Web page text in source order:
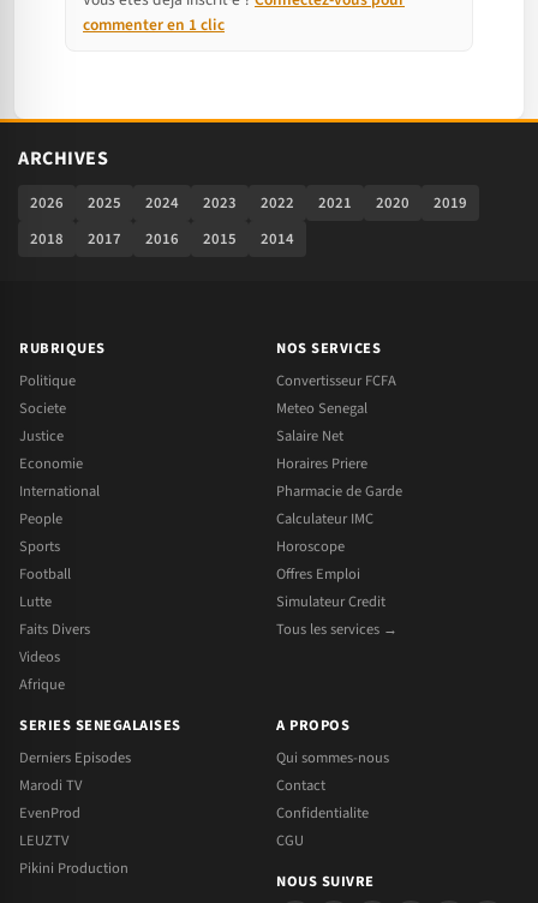
commenter en 1 clic
ARCHIVES
2026 2025 2024 2023 2022 2021 2020
2019
2018
2017 2016 2015 2014
RUBRIQUES
Politique
Societe
Justice
Economie
International
People
Sports
Football
Lutte
Faits Divers
Videos
Afrique
NOS SERVICES
Convertisseur FCFA
Meteo Senegal
Salaire Net
Horaires Priere
Pharmacie de Garde
Calculateur IMC
Horoscope
Offres Emploi
Simulateur Credit
Tous les services →
SERIES SENEGALAISES
Derniers Episodes
Marodi TV
EvenProd
LEUZTV
Pikini Production
A PROPOS
Qui sommes-nous
Contact
Confidentialite
CGU
NOUS SUIVRE